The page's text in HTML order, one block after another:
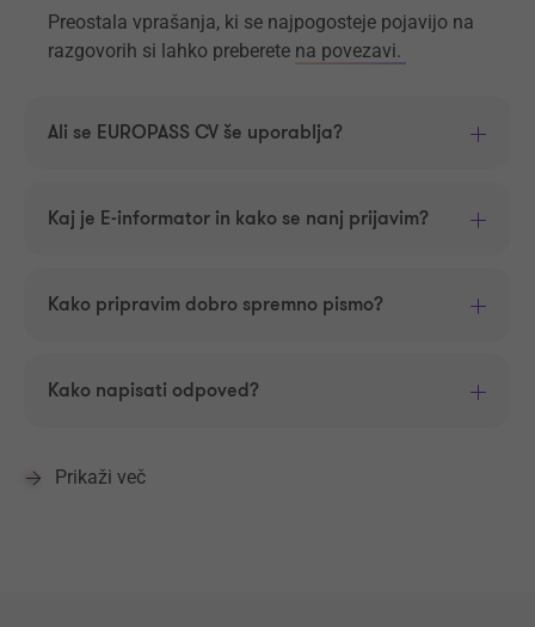
Preostala vprašanja, ki se najpogosteje pojavijo na
razgovorih si lahko preberete na povezavi.
Ali se EUROPASS CV še uporablja?
Kaj je E-informator in kako se nanj prijavim?
Kako pripravim dobro spremno pismo?
Kako napisati odpoved?
Prikaži več